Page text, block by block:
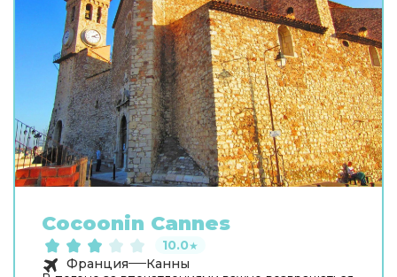
Cocoonin Cannes
10.0★
Франция
Канны